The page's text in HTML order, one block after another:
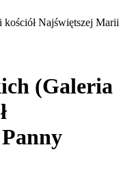
Najświętszej Marii
(Galeria